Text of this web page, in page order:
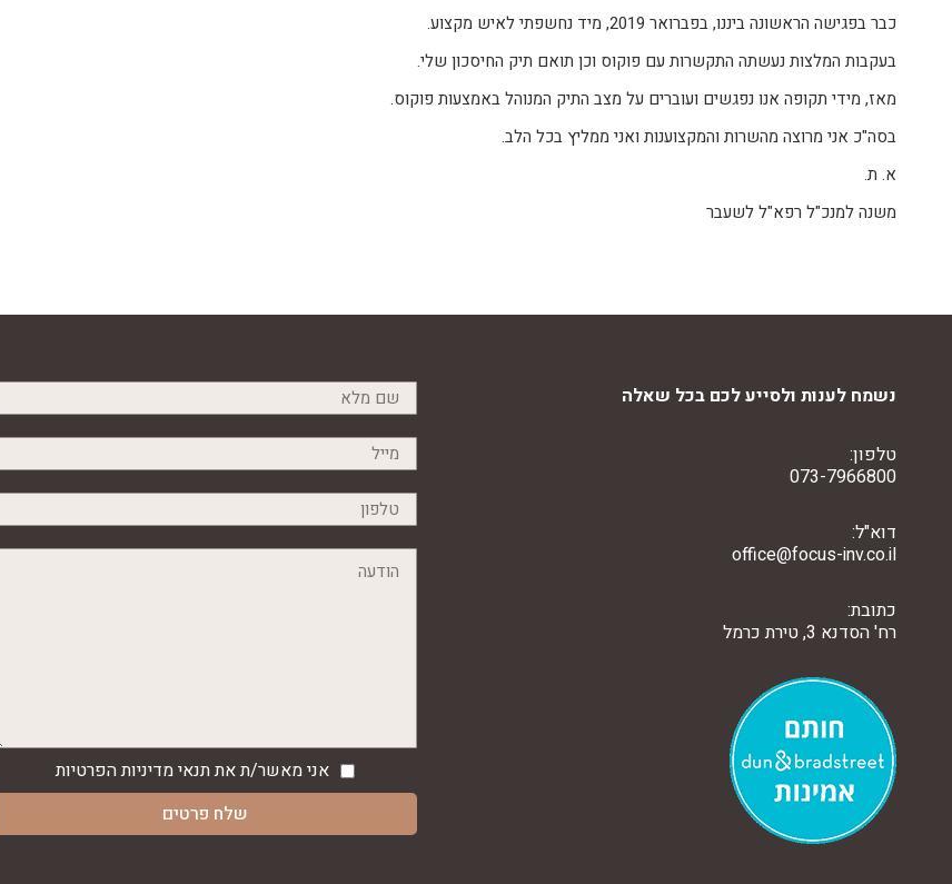
כבר בפגישה הראשונה ביננו, בפברואר 2019, מיד נחשפתי לאיש מקצוע.
בעקבות המלצות נעשתה התקשרות עם פוקוס וכן תואם תיק החיסכון שלי.
מאז, מידי תקופה אנו נפגשים ועוברים על מצב התיק המנוהל באמצעות פוקוס.
בסה"כ אני מרוצה מהשרות והמקצוענות ואני ממליץ בכל הלב.
א. ת.
משנה למנכ"ל רפא"ל לשעבר
נשמח לענות ולסייע לכם בכל שאלה
טלפון:
073-7966800
דוא"ל:
office@focus-inv.co.il
כתובת:
רח' הסדנא 3, טירת כרמל
אני מאשר/ת את תנאימדיניות הפרטיות